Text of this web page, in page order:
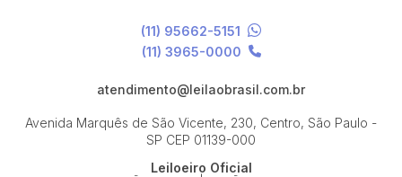
(11) 95662-5151
(11) 3965-0000
atendimento@leilaobrasil.com.br
Avenida Marquês de São Vicente, 230, Centro, São Paulo -
SP CEP 01139-000
Leiloeiro Oficial